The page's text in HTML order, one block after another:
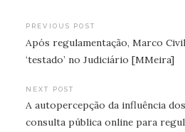
Post
navigation
PREVIOUS POST
Após regulamentação, Marco
‘testado’ no Judiciário [MMeira]
NEXT POST
A autopercepção da influência
consulta pública online para